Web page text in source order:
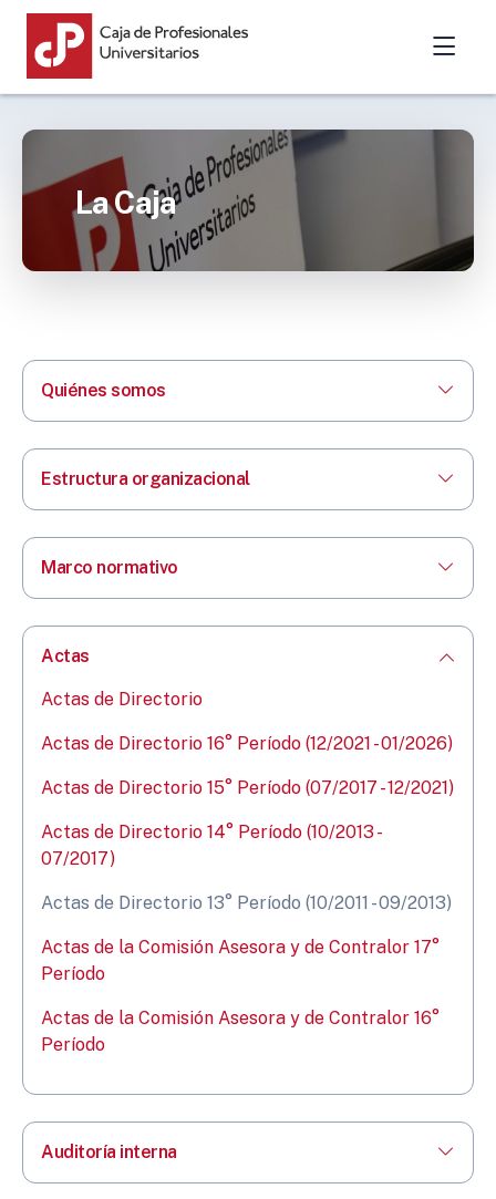
La Caja
Quiénes somos
Estructura organizacional
Marco normativo
Actas
Actas de Directorio
Actas de Directorio 16° Período (12/2021 - 01/2026)
Actas de Directorio 15° Período (07/2017 - 12/2021)
Actas de Directorio 14° Período (10/2013 -
07/2017)
Actas de Directorio 13° Período (10/2011 - 09/2013)
Actas de la Comisión Asesora y de Contralor 17°
Período
Actas de la Comisión Asesora y de Contralor 16°
Período
Auditoría interna